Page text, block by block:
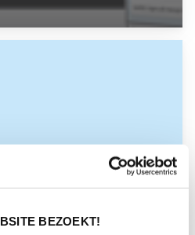
BEZOEKT!